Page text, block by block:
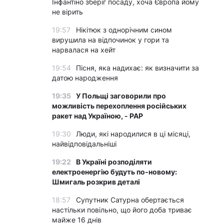
Інфантіно зберіг посаду, хоча Європа йому
не вірить
19:57
Нікітюк з однорічним сином
вирушила на відпочинок у гори та
нарвалася на хейт
19:54
Пісня, яка надихає: як визначити за
датою народження
19:35 У Польщі заговорили про
можливість перехоплення російських
ракет над Україною, - PAP
19:30
Люди, які народилися в ці місяці,
найвідповідальніші
19:22
В Україні розподіляти
електроенергію будуть по-новому:
Шмигаль розкрив деталі
18:57
Супутник Сатурна обертається
настільки повільно, що його доба триває
майже 16 днів